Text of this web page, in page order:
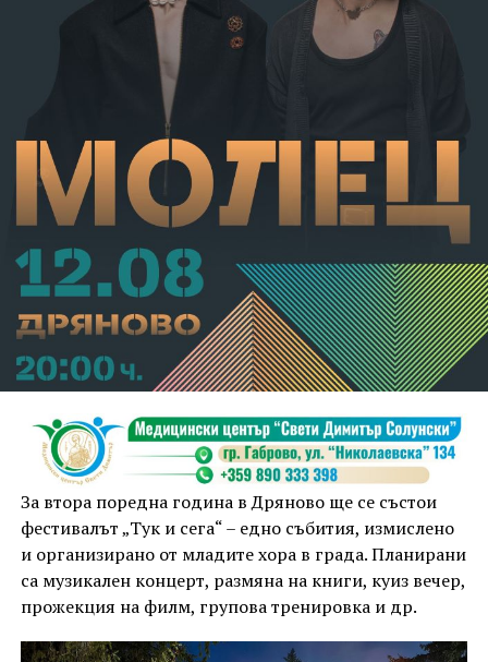
В.А. е бил задържан за срок до 72 часа, а с
определение на Районен съд-Габрово спрямо него е
взета мярка за неотклонение „домашен арест“.
Съдебният акт е окончателен.
За втора поредна година в Дряново ще се състои
фестивалът „Тук и сега“ – едно събития, измислено
и организирано от младите хора в града. Планирани
са музикален концерт, размяна на книги, куиз вечер,
прожекция на филм, групова тренировка и др.